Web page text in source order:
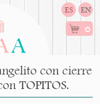
ES EN
0
con cierre
TOPITOS.